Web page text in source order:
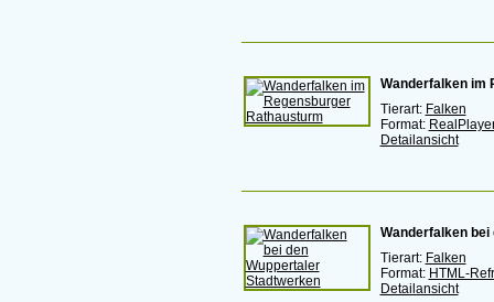
Wanderfalken im
Tierart: Falken
Format:
Detailansicht
Wanderfalken
Tierart: Falken
Format: HTML-
Detailansicht